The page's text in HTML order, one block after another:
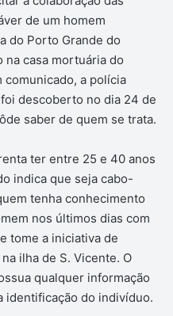
de um homem
do Porto Grande do
na casa mortuária do
comunicado, a polícia
descoberto no dia 24 de
saber de quem se trata.
ter entre 25 e 40 anos
indica que seja cabo-
tenha conhecimento
nos últimos dias com
tome a iniciativa de
ilha de S. Vicente. O
qualquer informação
identificação do indivíduo.